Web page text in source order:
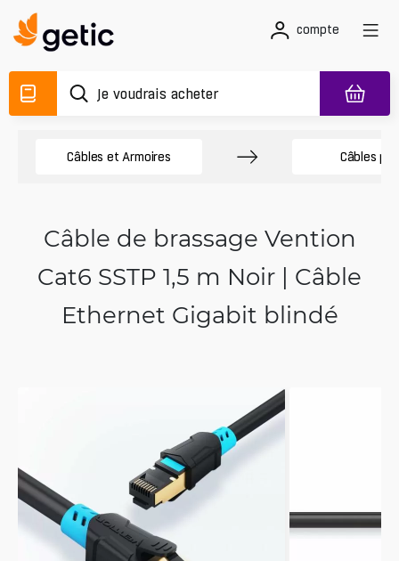
compte
Câbles et Armoires Câbles
Câble de brassage Vention
Cat6 SSTP 1,5 m Noir | Câble
Ethernet Gigabit blindé